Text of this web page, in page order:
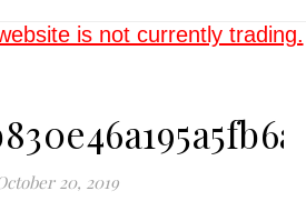
is not currently trading.
20, 2019